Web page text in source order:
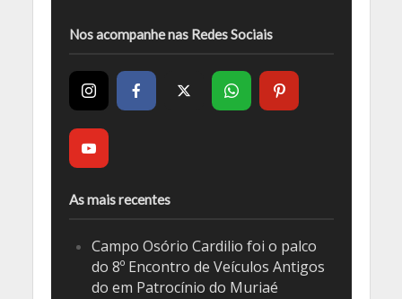
Nos acompanhe nas Redes Sociais
As mais recentes
Campo Osório Cardilio foi o palco
do 8º Encontro de Veículos Antigos
do em Patrocínio do Muriaé